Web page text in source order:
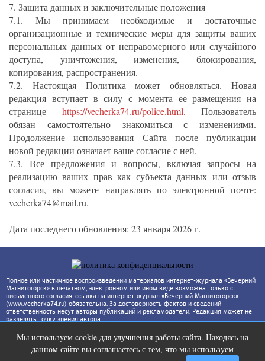
7. Защита данных и заключительные положения
7.1. Мы принимаем необходимые и достаточные
организационные и технические меры для защиты ваших
персональных данных от неправомерного или случайного
доступа, уничтожения, изменения, блокирования,
копирования, распространения.
7.2. Настоящая Политика может обновляться. Новая
редакция вступает в силу с момента ее размещения на
странице https://vecherka74.ru/police.html. Пользователь
обязан самостоятельно знакомиться с изменениями.
Продолжение использования Сайта после публикации
новой редакции означает ваше согласие с ней.
7.3. Все предложения и вопросы, включая запросы на
реализацию ваших прав как субъекта данных или отзыв
согласия, вы можете направлять по электронной почте:
vecherka74@mail.ru.
Дата последнего обновления: 23 января 2026 г.
Полное или частичное воспроизведении материалов интернет-журнала «Вечерний
Магнитогорск» в печатном, электронном или ином виде возможна только с
письменного согласия, ссылка на интернет-журнал «Вечерний Магнитогорск»
(www.vecherka74.ru) обязательна. За достоверность фактов и сведений
ответственность несут авторы публикаций и рекламодатели. Редакция может не
разделять точку зрения автора.
Мы используем cookie для улучшения работы сайта. Находясь на
данном сайте вы соглашаетесь с тем, что мы используем
Ролик длится несколько секунд, а
смеяться вы будете долго